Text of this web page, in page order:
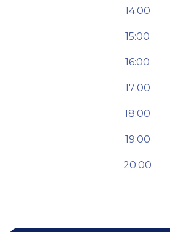
14:00
15:00
16:00
17:00
18:00
19:00
20:00